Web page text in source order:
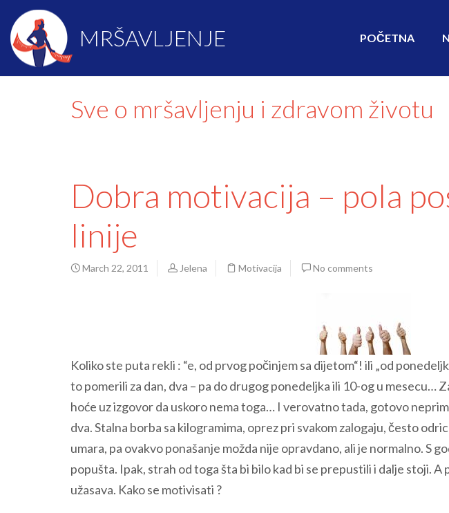
MRŠAVLJENJE POČETNA
Sve o mršavljenju i zdravom životu
Dobra motivacija – pola
linije
March 22, 2011 Jelena Motivacija No comments
Koliko ste puta rekli : “e, od prvog počinjem sa dijetom“! ili „od
to pomerili za dan, dva – pa do drugog ponedeljka ili 10-og u mesecu…
hoće uz izgovor da uskoro nema toga… I verovatno tada, gotovo
dva. Stalna borba sa kilogramima, oprez pri svakom zalogaju, često
umara, pa ovakvo ponašanje možda nije opravdano, ali je normalno. S
popušta. Ipak, strah od toga šta bi bilo kad bi se prepustili i dalje stoji. A
užasava. Kako se motivisati ?